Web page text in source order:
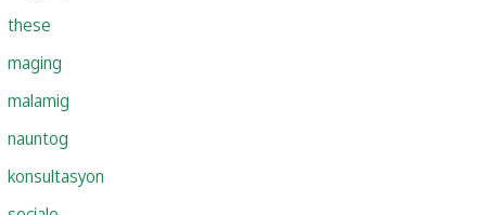
these
maging
malamig
nauntog
konsultasyon